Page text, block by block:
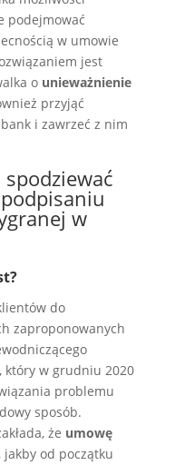
podejmować
w umowie
jest
o unieważnienie
przyjąć
i zawrzeć z nim
spodziewać
w
do
zaproponowanych
, który w grudniu 2020
problemu
sposób.
że umowę
od początku